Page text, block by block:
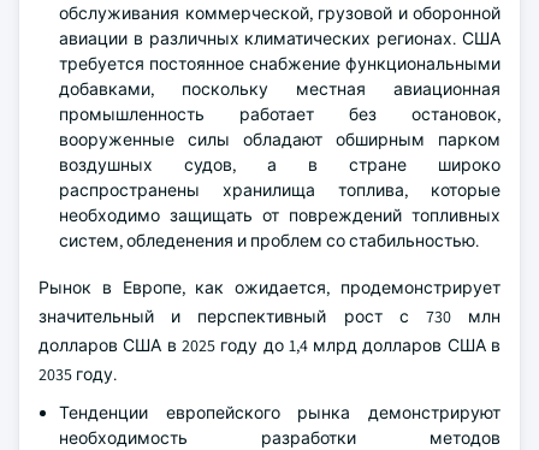
обслуживания коммерческой, грузовой и оборонной
авиации в различных климатических регионах. США
требуется постоянное снабжение функциональными
добавками, поскольку местная авиационная
промышленность работает без остановок,
вооруженные силы обладают обширным парком
воздушных судов, а в стране широко
распространены хранилища топлива, которые
необходимо защищать от повреждений топливных
систем, обледенения и проблем со стабильностью.
Рынок в Европе, как ожидается, продемонстрирует
значительный и перспективный рост с 730 млн
долларов США в 2025 году до 1,4 млрд долларов США в
2035 году.
Тенденции европейского рынка демонстрируют
необходимость разработки методов